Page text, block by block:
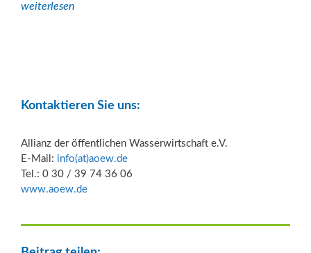
weiterlesen
Kontaktieren Sie uns:
Allianz der öffentlichen Wasserwirtschaft e.V.
E-Mail: info(at)aoew.de
Tel.: 0 30 / 39 74 36 06
www.aoew.de